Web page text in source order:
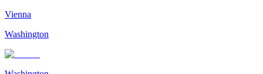
Vienna
Washington